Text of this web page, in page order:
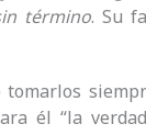
término. Su
él “la